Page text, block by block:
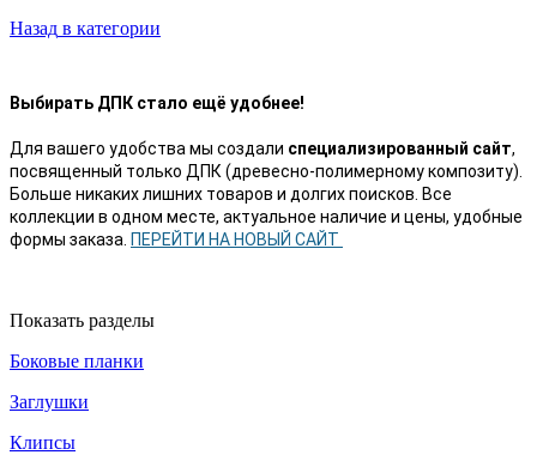
Назад в категории
Выбирать ДПК стало ещё удобнее!
Для вашего удобства мы создали специализированный сайт,
посвященный только ДПК (древесно-полимерному композиту).
Больше никаких лишних товаров и долгих поисков. Все
коллекции в одном месте, актуальное наличие и цены, удобные
формы заказа. ПЕРЕЙТИ НА НОВЫЙ САЙТ
Показать разделы
Боковые планки
Заглушки
Клипсы